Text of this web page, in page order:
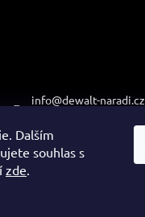
Dalším
souhlas s
zde.
info@dewalt-naradi.cz
+420 608 722 812